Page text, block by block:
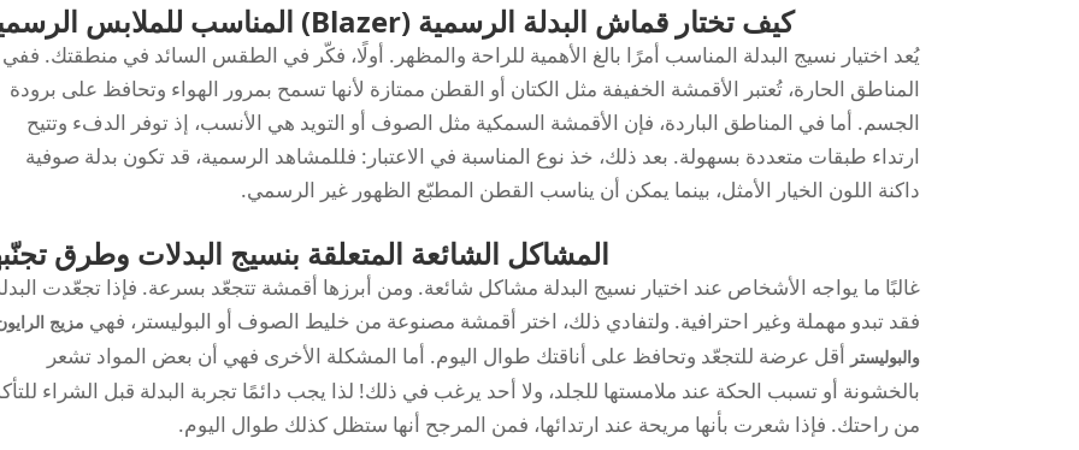
كيف تختار قماش البدلة الرسمية (Blazer) المناسب للملابس الرسمية
يُعد اختيار نسيج البدلة المناسب أمرًا بالغ الأهمية للراحة والمظهر. أولًا، فكّر في الطقس السائد في منطقتك. ففي
المناطق الحارة، تُعتبر الأقمشة الخفيفة مثل الكتان أو القطن ممتازة لأنها تسمح بمرور الهواء وتحافظ على برودة
الجسم. أما في المناطق الباردة، فإن الأقمشة السمكية مثل الصوف أو التويد هي الأنسب، إذ توفر الدفء وتتيح
ارتداء طبقات متعددة بسهولة. بعد ذلك، خذ نوع المناسبة في الاعتبار: فللمشاهد الرسمية، قد تكون بدلة صوفية
داكنة اللون الخيار الأمثل، بينما يمكن أن يناسب القطن المطبّع الظهور غير الرسمي.
المشاكل الشائعة المتعلقة بنسيج البدلات وطرق
غالبًا ما يواجه الأشخاص عند اختيار نسيج البدلة مشاكل شائعة. ومن أبرزها أقمشة تتجعّد بسرعة. فإذا تجعّدت
فقد تبدو مهملة وغير احترافية. ولتفادي ذلك، اختر أقمشة مصنوعة من خليط الصوف أو البوليستر، فهي مزيج
والبوليستر أقل عرضة للتجعّد وتحافظ على أناقتك طوال اليوم. أما المشكلة الأخرى فهي أن بعض المواد تشعر
بالخشونة أو تسبب الحكة عند ملامستها للجلد، ولا أحد يرغب في ذلك! لذا يجب دائمًا تجربة البدلة قبل الشراء
من راحتك. فإذا شعرت بأنها مريحة عند ارتدائها، فمن المرجح أنها ستظل كذلك طوال اليوم.